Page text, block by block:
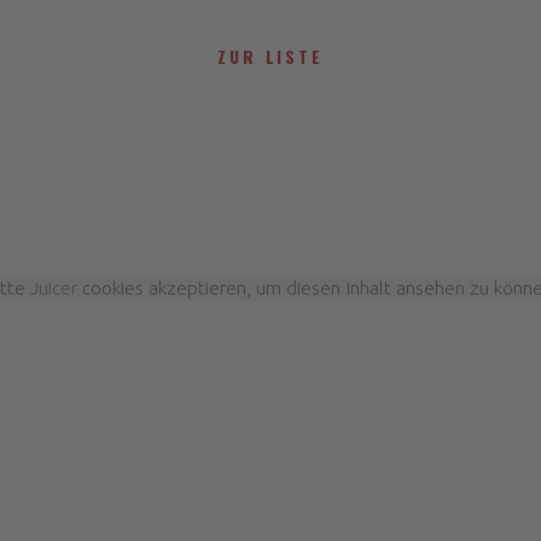
ZUR LISTE
Juicer cookies akzeptieren, um diesen Inhalt ansehen zu